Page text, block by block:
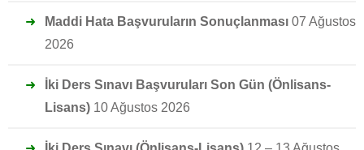
Maddi Hata Başvuruların Sonuçlanması 07 Ağustos
2026
İki Ders Sınavı Başvuruları Son Gün (Önlisans-
Lisans) 10 Ağustos 2026